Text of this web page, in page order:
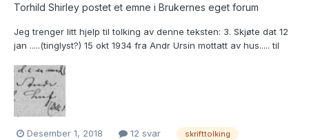
Torhild Shirley postet et emne i Brukernes eget forum
Jeg trenger litt hjelp til tolking av denne teksten: 3. Skjøte dat 12
jan .....(tinglyst?) 15 okt 1934 fra Andr Ursin mottatt av hus..... til
Desember 1, 2018 12 svar skrifttolking